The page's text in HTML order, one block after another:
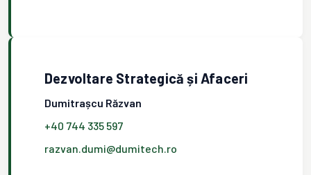
Dezvoltare Strategică și Afaceri
Dumitrașcu Răzvan
+40 744 335 597
razvan.dumi@dumitech.ro